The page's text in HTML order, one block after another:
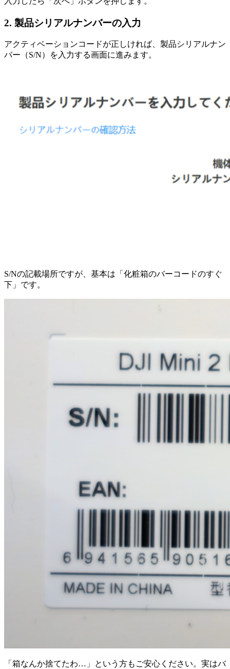
2. 製品シリアルナンバーの入力
アクティベーションコードが正しければ、製品シリアルナン
バー（S/N）を入力する画面に進みます。
S/Nの記載場所ですが、基本は「化粧箱のバーコードのすぐ
下」です。
「箱なんか捨てたわ…」という方もご安心ください。実はバ